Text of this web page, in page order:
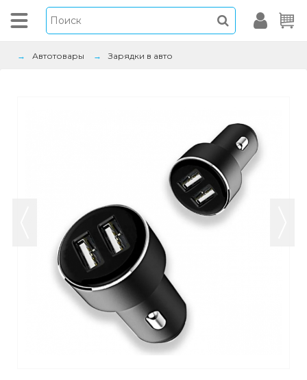
Автотовары Зарядки в авто